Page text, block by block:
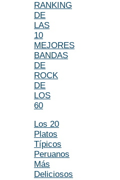
RANKING
DE
LAS
10
MEJORES
BANDAS
DE
ROCK
DE
LOS
60
Los 20
Platos
Típicos
Peruanos
Más
Deliciosos